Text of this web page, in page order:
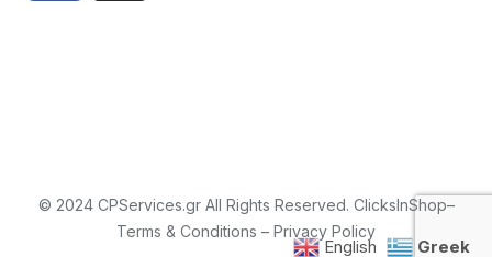
© 2024 CPServices.gr All Rights Reserved. ClicksInShop–
Terms & Conditions – Privacy Policy
English Greek